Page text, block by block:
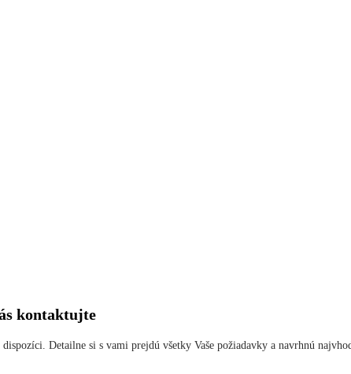
kontaktujte
Detailne si s vami prejdú všetky Vaše požiadavky a navrhnú